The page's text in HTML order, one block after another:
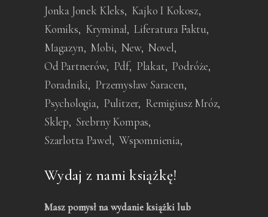
Jonka Jonek Kleks
Kajko I Kokosz
Komiks
Kryminał Liferatura Faktu
Magazyn Mobi New Novel
Od Partnerów Pdf Plakat Podróże
Poradniki
Przemysław Saracen
Psychologia
Pulitzer Remigiusz Mróz
Sklep
Srebrny Kompas
Szarlotta Pawel Wspomnienia
Wydaj z nami książkę!
Masz pomysł na wydanie książki lub